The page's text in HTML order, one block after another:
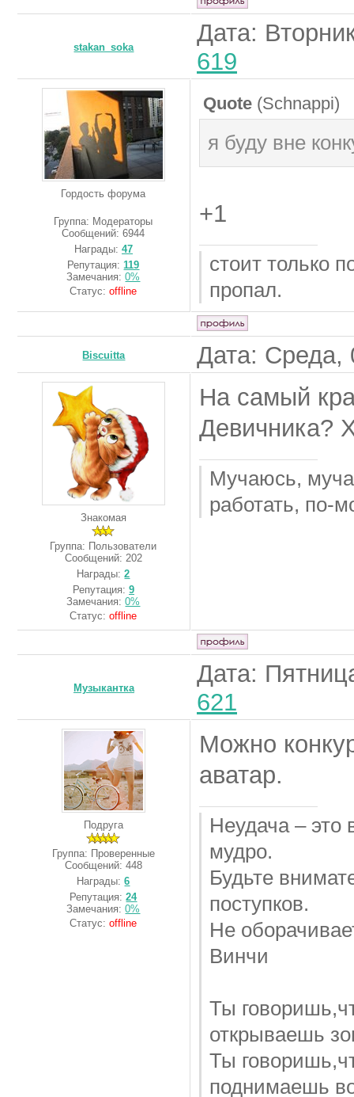
stakan_soka
Дата:
619
Гордость форума
Группа: Модераторы
Сообщений:6944
Награды: 47
Репутация:119
Замечания:0%
Статус:offline
Quote (Schnappi)
я буду вне
+1
стоит только
пропал.
Biscuitta Дата: Среда,
Знакомая
Группа: Пользователи
Сообщений: 202
Награды:2
Репутация: 9
Замечания:0%
Статус:offline
На самый
Девичника?
Мучаюсь,
работать, по-
Музыкантка
Дата:
621
Подруга
Группа: Проверенные
Сообщений: 448
Награды:6
Репутация:24
Замечания:0%
Статус:offline
Можно
аватар.
Неудача – это
мудро.
Будьте
поступков.
Не
Винчи
Ты
открываешь
Ты
поднимаешь